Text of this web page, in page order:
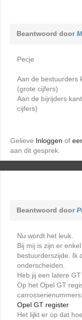
Beantwoord door
Pecje
Aan de bestuurders
(grote cijfers)
Aan de bijrijders
cijfers)
Gelieve Inloggen of
aan dit gesprek.
Beantwoord door
Nu wordt het leuk.
Bij mij is zijn er
bestuurderszijde. Ik
onderscheiden.
Heb jij een latere
Op het Opel GT
carrosserienummers:
Opel GT register
Het lijkt er op dat